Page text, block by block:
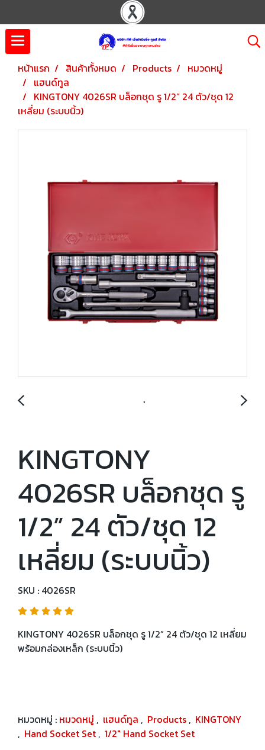
หน้าแรก สินค้าทั้งหมด Products
หมวดหมู่
แฮนด์ทูล
KINGTONY 4026SR บล็อกชุด รู 1/2” 24 ตัว/ชุด 12
เหลี่ยม (ระบบนิ้ว)
KINGTONY
4026SR บล็อกชุด รู
1/2” 24 ตัว/ชุด 12
เหลี่ยม (ระบบนิ้ว)
SKU : 4026SR
KINGTONY 4026SR บล็อกชุด รู 1/2” 24 ตัว/ชุด 12 เหลี่ยม
พร้อมกล่องเหล็ก (ระบบนิ้ว)
หมวดหมู่ : หมวดหมู่ , แฮนด์ทูล , Products , KINGTONY
, Hand Socket Set , 1/2" Hand Socket Set